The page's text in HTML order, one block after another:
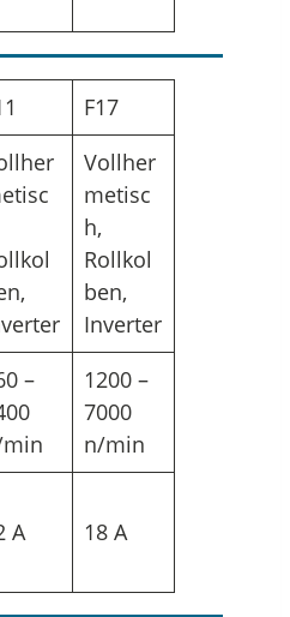
F17
Vollher
metisc
h,
Rollkol
ben,
Inverter
–
1200 –
7000
n/min
A 18 A